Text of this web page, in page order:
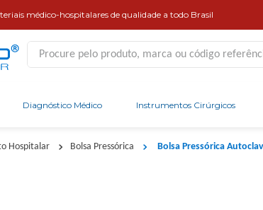
médico-hospitalares de qualidade a todo Brasil
Procure pelo produto, marca ou código referência
Diagnóstico Médico Instrumentos Cirúrgicos
Hospitalar Bolsa Pressórica Bolsa Pressórica